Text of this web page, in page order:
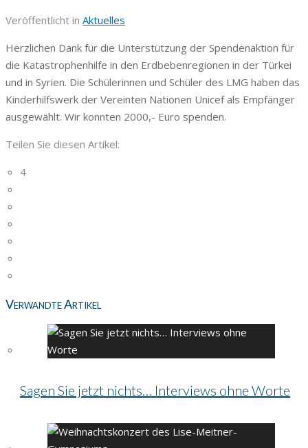
Veröffentlicht in Aktuelles
Herzlichen Dank für die Unterstützung der Spendenaktion für
die Katastrophenhilfe in den Erdbebenregionen in der Türkei
und in Syrien. Die Schülerinnen und Schüler des LMG haben das
Kinderhilfswerk der Vereinten Nationen Unicef als Empfänger
ausgewählt. Wir konnten 2000,- Euro spenden.
Teilen Sie diesen Artikel:
4
Verwandte Artikel
Sagen Sie jetzt nichts… Interviews ohne Worte